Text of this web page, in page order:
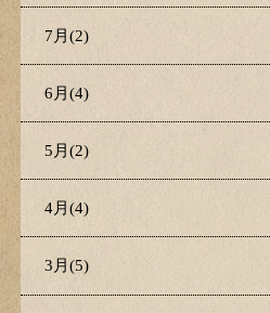
7月(2)
6月(4)
5月(2)
4月(4)
3月(5)